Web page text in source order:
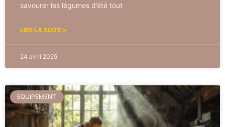
savourer les légumes d’été tout
LIRE LA SUITE »
24 avril 2025
EQUIPEMENT